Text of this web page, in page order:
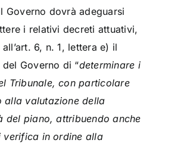
Governo dovrà adeguarsi
i relativi decreti attuativi,
6, n. 1, lettera e) il
Governo di “determinare i
Tribunale, con particolare
alla valutazione della
del piano, attribuendo anche
verifica in ordine alla